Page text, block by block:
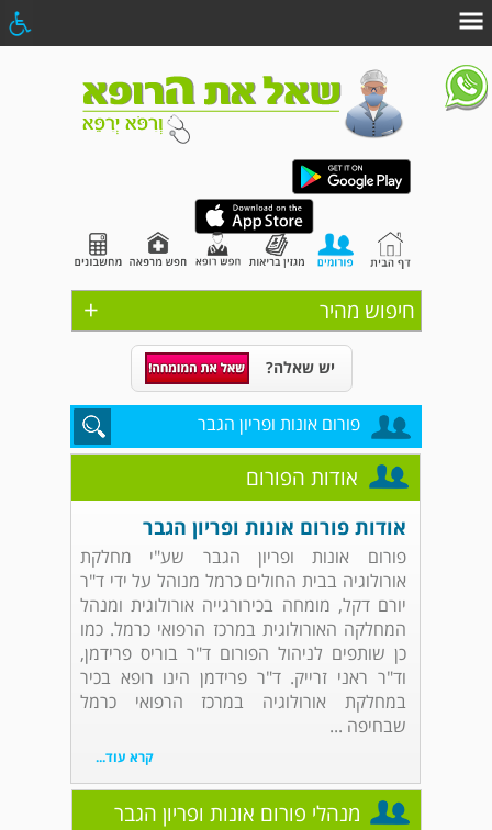
+ חיפוש מהיר
יש שאלה?
פורום אונות ופריון הגבר
אודות הפורום
אודות פורום אונות ופריון הגבר
פורום אונות ופריון הגבר שע"י מחלקת
אורולוגיה בבית החולים כרמל מנוהל על ידי ד"ר
יורם דקל, מומחה בכירורגייה אורולוגית ומנהל
המחלקה האורולוגית במרכז הרפואי כרמל. כמו
כן שותפים לניהול הפורום ד"ר בוריס פרידמן,
וד"ר ראני זרייק. ד"ר פרידמן הינו רופא בכיר
במחלקת אורולוגיה במרכז הרפואי כרמל
שבחיפה ...
קרא עוד...
מנהלי פורום אונות ופריון הגבר